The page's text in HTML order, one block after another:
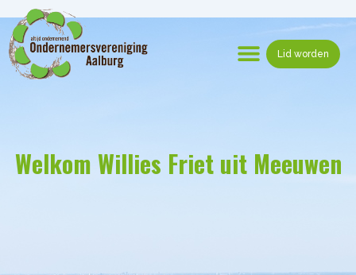
naar
de
inhoud
Lid worden
Welkom Willies Friet uit Meeuwen